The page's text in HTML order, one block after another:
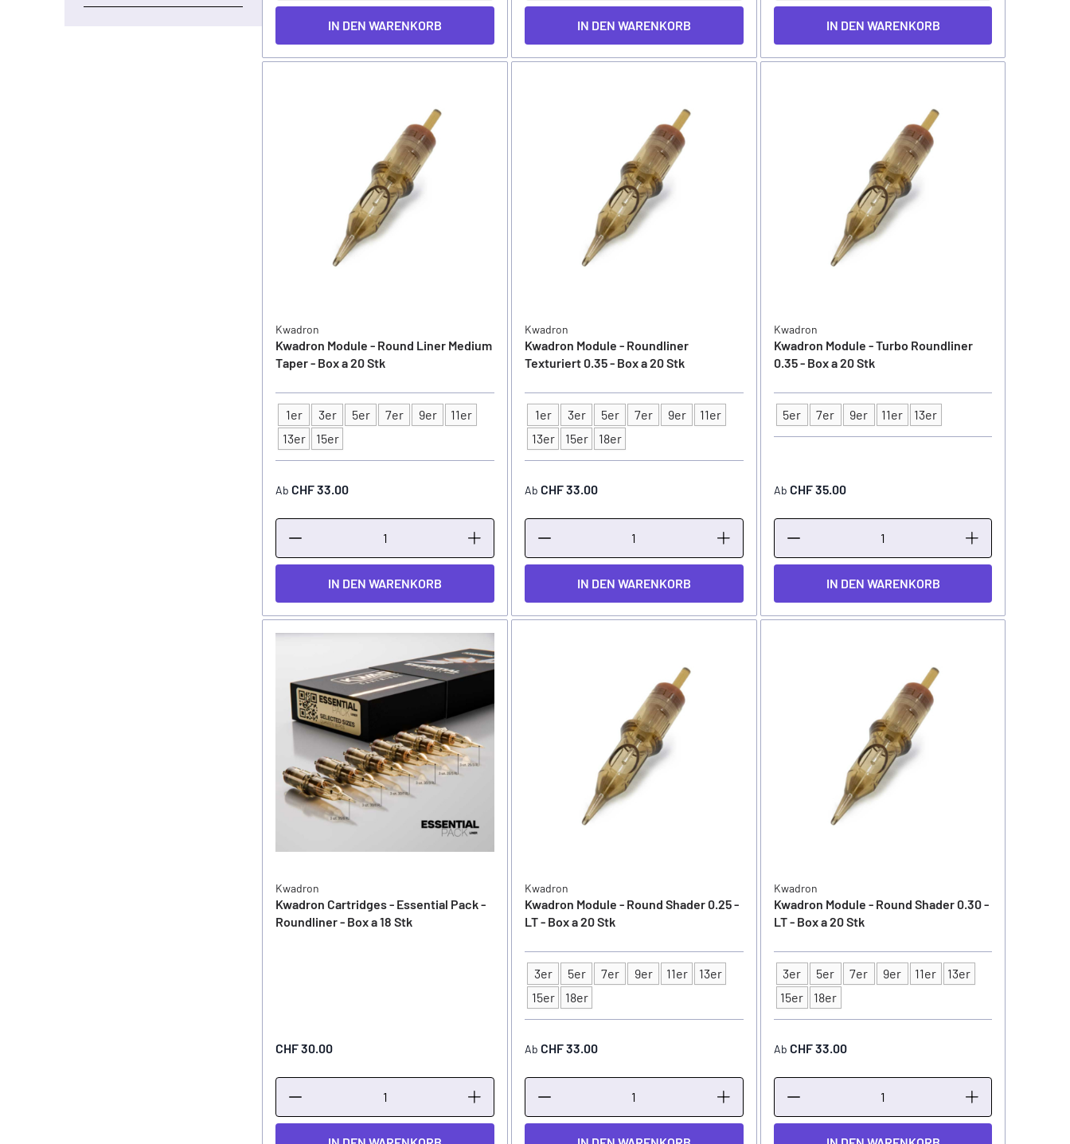
IN DEN WARENKORB IN DEN WARENKORB IN DEN WARENKORB
Kwadron
Kwadron Module - Round Liner Medium
Taper - Box a 20 Stk
Typ
1er 3er 5er 7er 9er
11er
13er
15er
Ab CHF 33.00
IN DEN WARENKORB
Kwadron
Kwadron Module - Roundliner
Texturiert 0.35 - Box a 20 Stk
Typ
1er 3er 5er 7er 9er
11er
13er
15er 18er
Ab CHF 33.00
IN DEN WARENKORB
Kwadron
Kwadron Module - Turbo Roundliner
0.35 - Box a 20 Stk
Typ
5er 7er 9er 11er 13er
Ab CHF 35.00
IN DEN WARENKORB
Kwadron
Kwadron Cartridges - Essential Pack -
Roundliner - Box a 18 Stk
CHF 30.00
Kwadron
Kwadron Module - Round Shader 0.25 -
LT - Box a 20 Stk
Typ
3er 5er 7er 9er 11er
13er
15er
18er
Ab CHF 33.00
Kwadron
Kwadron Module - Round Shader 0.30 -
LT - Box a 20 Stk
Typ
3er 5er 7er 9er 11er
13er
15er
18er
Ab CHF 33.00